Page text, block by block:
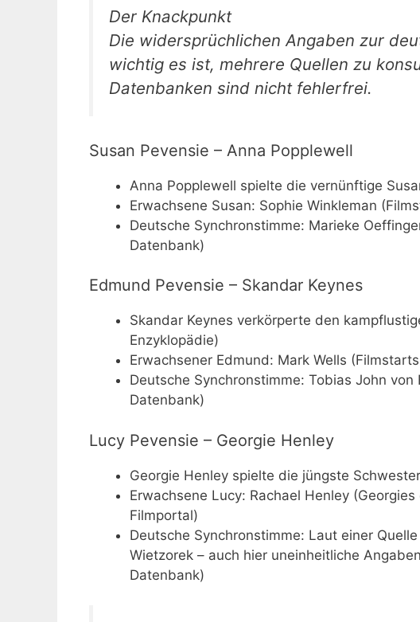
Der Knackpunkt
Die widersprüchlichen Angaben zur
wichtig es ist, mehrere Quellen zu
Datenbanken sind nicht fehlerfrei.
Susan Pevensie – Anna Popplewell
Anna Popplewell spielte die vernünftige
Erwachsene Susan: Sophie Winkleman
Deutsche Synchronstimme: Marieke
Datenbank)
Edmund Pevensie – Skandar Keynes
Skandar Keynes verkörperte den
Enzyklopädie)
Erwachsener Edmund: Mark Wells
Deutsche Synchronstimme: Tobias John
Datenbank)
Lucy Pevensie – Georgie Henley
Georgie Henley spielte die jüngste
Erwachsene Lucy: Rachael Henley
Filmportal)
Deutsche Synchronstimme: Laut einer
Wietzorek – auch hier uneinheitliche
Datenbank)